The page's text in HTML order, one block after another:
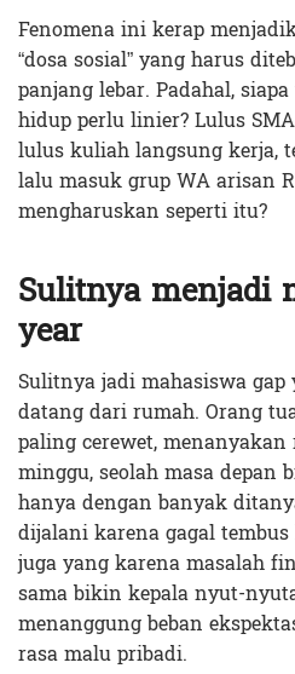
Fenomena ini kerap
“dosa sosial” yang harus
panjang lebar. Padahal,
hidup perlu linier? Lulus
lulus kuliah langsung kerja,
lalu masuk grup WA arisan
mengharuskan seperti itu?
Sulitnya menjadi
year
Sulitnya jadi mahasiswa gap
datang dari rumah. Orang
paling cerewet,
minggu, seolah masa depan
hanya dengan banyak
dijalani karena gagal
juga yang karena masalah
sama bikin kepala nyut-
menanggung beban
rasa malu pribadi.